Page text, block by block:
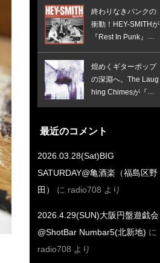
た究極のベスト盤
終わりなきパンクの
衝動！HEY-SMITHが
『Rest In Punk』で
の完全体
煌めくギターポップ
の深淵へ。The Laug
hing Chimesが『Wh
す、憂いと焦燥のイ
最近のコメント
2026.03.28(Sat)BIG
SATURDAY@亀酒楽（福島区野
田）
に radio708 より
2026.4.29(SUN)大阪円盤遊戯会
@ShotBar Numbar5(北新地) に
radio708 より